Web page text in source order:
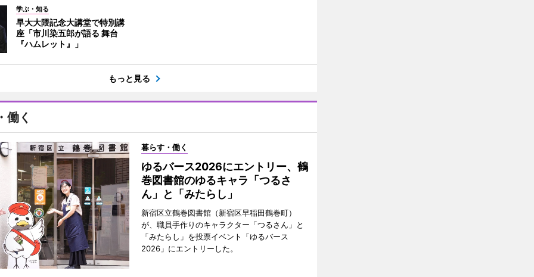
学ぶ・知る
早大大隈記念大講堂で特別講
座「市川染五郎が語る 舞台
『ハムレット』」
もっと見る
働く
暮らす・働く
ゆるバース2026にエントリー、鶴
巻図書館のゆるキャラ「つるさ
ん」と「みたらし」
新宿区立鶴巻図書館（新宿区早稲田鶴巻町）
が、職員手作りのキャラクター「つるさん」と
「みたらし」を投票イベント「ゆるバース
2026」にエントリーした。